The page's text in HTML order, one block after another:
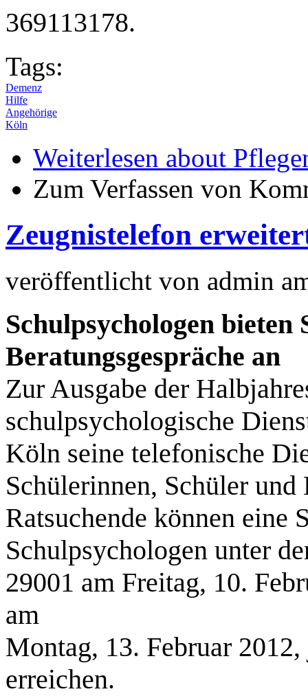
369113178.
Tags:
Demenz
Hilfe
Angehörige
Köln
Weiterlesen about
Zum Verfassen von
Zeugnistelefon
veröffentlicht von admin
Schulpsychologen
Beratungsgespräche an
Zur Ausgabe der
schulpsychologische
Köln seine telefonische
Schülerinnen, Schüler und
Ratsuchende können eine
Schulpsychologen unter
29001 am Freitag, 10.
am
Montag, 13. Februar
erreichen.